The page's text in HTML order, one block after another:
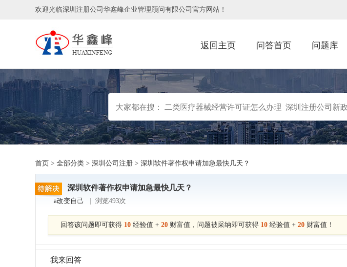
欢迎光临深圳注册公司华鑫峰企业管理顾问有限公司官方网站！
返回主页 问答首页 问题库
首页 > 全部分类 > 深圳公司注册 > 深圳软件著作权申请加急最快几天？
深圳软件著作权申请加急最快几天？
a改变自己 浏览493次
回答该问题即可获得 10 经验值 + 20 财富值，问题被采纳即可获得 10 经验值 + 20 财富值！
我来回答